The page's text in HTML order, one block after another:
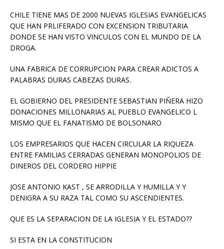
CHILE TIENE MAS DE 2000 NUEVAS IGLESIAS EVANGELICAS
QUE HAN PRLIFERADO CON EXCENSION TRIBUTARIA
DONDE SE HAN VISTO VINCULOS CON EL MUNDO DE LA
DROGA.
UNA FABRICA DE CORRUPCION PARA CREAR ADICTOS A
PALABRAS DURAS CABEZAS DURAS.
EL GOBIERNO DEL PRESIDENTE SEBASTIAN PIÑERA HIZO
DONACIONES MILLONARIAS AL PUEBLO EVANGELICO L
MISMO QUE EL FANATISMO DE BOLSONARO
LOS EMPRESARIOS QUE HACEN CIRCULAR LA RIQUEZA
ENTRE FAMILIAS CERRADAS GENERAN MONOPOLIOS DE
DINEROS DEL CORDERO HIPPIE
JOSE ANTONIO KAST , SE ARRODILLA Y HUMILLA Y Y
DENIGRA A SU RAZA TAL COMO SU ASCENDIENTES.
QUE ES LA SEPARACION DE LA IGLESIA Y EL ESTADO??
SI ESTA EN LA CONSTITUCION